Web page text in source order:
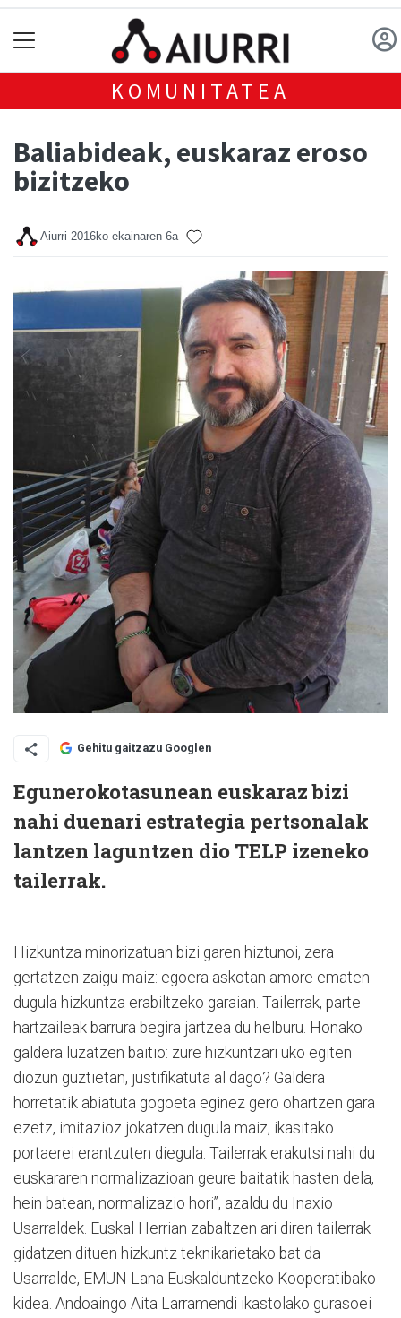
KOMUNITATEA
Baliabideak, euskaraz eroso
bizitzeko
Aiurri 2016ko ekainaren 6a
Gehitu gaitzazu Googlen
Egunerokotasunean euskaraz bizi
nahi duenari estrategia pertsonalak
lantzen laguntzen dio TELP izeneko
tailerrak.
Hizkuntza minorizatuan bizi garen hiztunoi, zera
gertatzen zaigu maiz: egoera askotan amore ematen
dugula hizkuntza erabiltzeko garaian. Tailerrak, parte
hartzaileak barrura begira jartzea du helburu. Honako
galdera luzatzen baitio: zure hizkuntzari uko egiten
diozun guztietan, justifikatuta al dago? Galdera
horretatik abiatuta gogoeta eginez gero ohartzen gara
ezetz, imitazioz jokatzen dugula maiz, ikasitako
portaerei erantzuten diegula. Tailerrak erakutsi nahi du
euskararen normalizazioan geure baitatik hasten dela,
hein batean, normalizazio hori”, azaldu du Inaxio
Usarraldek. Euskal Herrian zabaltzen ari diren tailerrak
gidatzen dituen hizkuntz teknikarietako bat da
Usarralde, EMUN Lana Euskalduntzeko Kooperatibako
kidea. Andoaingo Aita Larramendi ikastolako gurasoei